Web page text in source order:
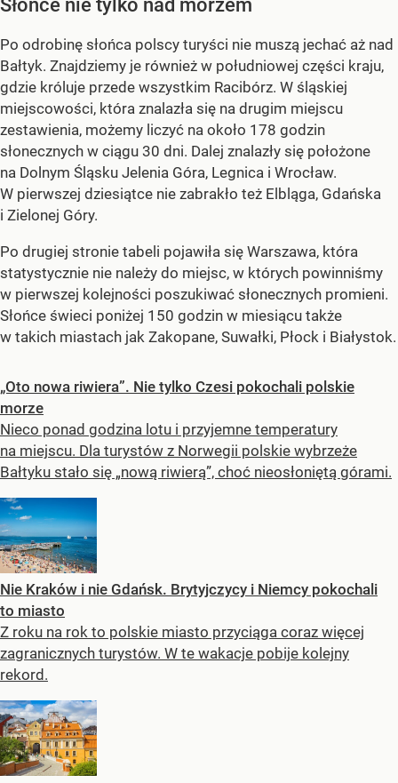
Słońce nie tylko nad morzem
Po odrobinę słońca polscy turyści nie muszą jechać aż nad
Bałtyk. Znajdziemy je również w południowej części kraju,
gdzie króluje przede wszystkim Racibórz. W śląskiej
miejscowości, która znalazła się na drugim miejscu
zestawienia, możemy liczyć na około 178 godzin
słonecznych w ciągu 30 dni. Dalej znalazły się położone
na Dolnym Śląsku Jelenia Góra, Legnica i Wrocław.
W pierwszej dziesiątce nie zabrakło też Elbląga, Gdańska
i Zielonej Góry.
Po drugiej stronie tabeli pojawiła się Warszawa, która
statystycznie nie należy do miejsc, w których powinniśmy
w pierwszej kolejności poszukiwać słonecznych promieni.
Słońce świeci poniżej 150 godzin w miesiącu także
w takich miastach jak Zakopane, Suwałki, Płock i Białystok.
„Oto nowa riwiera”. Nie tylko Czesi pokochali polskie
morze
Nieco ponad godzina lotu i przyjemne temperatury
na miejscu. Dla turystów z Norwegii polskie wybrzeże
Bałtyku stało się „nową riwierą”, choć nieosłoniętą górami.
Nie Kraków i nie Gdańsk. Brytyjczycy i Niemcy pokochali
to miasto
Z roku na rok to polskie miasto przyciąga coraz więcej
zagranicznych turystów. W te wakacje pobije kolejny
rekord.